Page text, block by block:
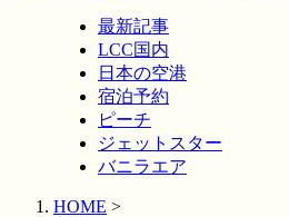
最新記事
LCC国内
日本の空港
宿泊予約
ピーチ
ジェットスター
バニラエア
HOME >